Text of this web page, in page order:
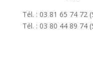
Tél. : 03 81 65 74 72
Tél. : 03 80 44 89 74